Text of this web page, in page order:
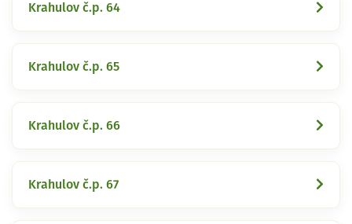
Krahulov č.p. 64
Krahulov č.p. 65
Krahulov č.p. 66
Krahulov č.p. 67